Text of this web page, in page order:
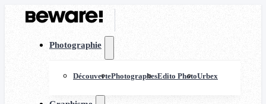
Photographie
DécouvertePhotographesEdito PhotoUrbex